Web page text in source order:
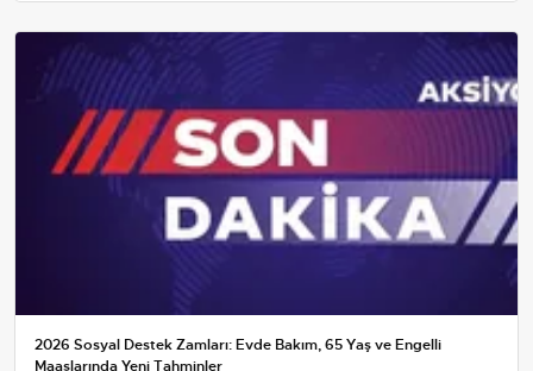
2026 Sosyal Destek Zamları: Evde Bakım, 65 Yaş ve Engelli
Maaşlarında Yeni Tahminler